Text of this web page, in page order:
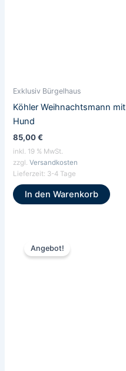
Exklusiv Bürgelhaus
Köhler Weihnachtsmann mit
Hund
85,00€
inkl. 19 % MwSt.
zzgl.Versandkosten
Lieferzeit: 3-4 Tage
In den Warenkorb
Angebot!
Preis
war: